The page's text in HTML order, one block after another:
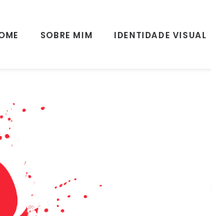
SOBRE MIM IDENTIDADE VISUAL